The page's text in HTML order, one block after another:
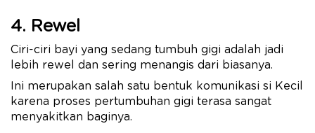
4. Rewel
Ciri-ciri bayi yang sedang tumbuh gigi adalah jadi
lebih rewel dan sering menangis dari biasanya.
Ini merupakan salah satu bentuk komunikasi si Kecil
karena proses pertumbuhan gigi terasa sangat
menyakitkan baginya.